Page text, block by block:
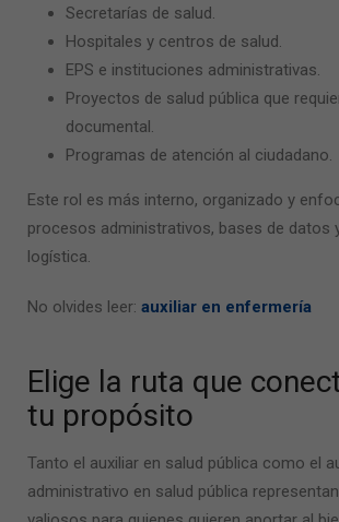
Secretarías de salud.
Hospitales y centros de salud.
EPS e instituciones administrativas.
Proyectos de salud pública que
documental.
Programas de atención al ciudadano.
Este rol es más interno, organizado y
procesos administrativos, bases de datos
logística.
No olvides leer: auxiliar en enfermería
Elige la ruta que
tu propósito
Tanto el auxiliar en salud pública como el
administrativo en salud pública